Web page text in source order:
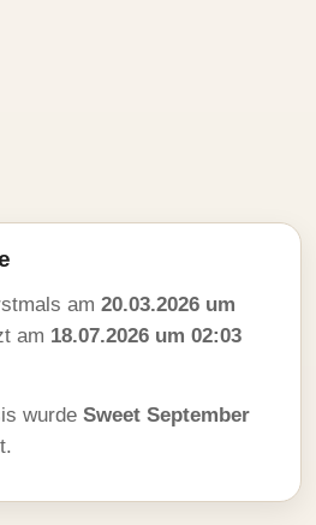
am 20.03.2026 um
am 18.07.2026 um 02:03
wurde Sweet September